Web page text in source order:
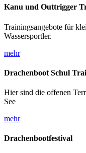
Kanu und Outtrigger
Trainingsangebote für
Wassersportler.
mehr
Drachenboot Schul
Hier sind die offenen
See
mehr
Drachenbootfestival